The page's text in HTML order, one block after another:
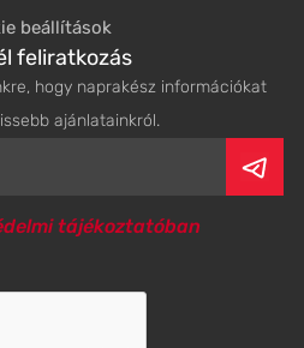
beállítások
feliratkozás
hogy naprakész információkat
ajánlatainkról.
tájékoztatóban